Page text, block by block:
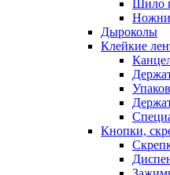
Шило
Дыроколы
Клейкие
Кнопки,